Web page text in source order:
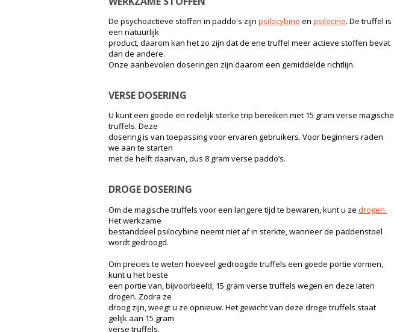
De psychoactieve stoffen in paddo's zijn psilocybine en psilocine. De truffel is
een natuurlijk
product, daarom kan het zo zijn dat de ene truffel meer actieve stoffen bevat
dan de andere.
Onze aanbevolen doseringen zijn daarom een gemiddelde richtlijn.
VERSE DOSERING
U kunt een goede en redelijk sterke trip bereiken met 15 gram verse magische
truffels. Deze
dosering is van toepassing voor ervaren gebruikers. Voor beginners raden
we aan te starten
met de helft daarvan, dus 8 gram verse paddo’s.
DROGE DOSERING
Om de magische truffels voor een langere tijd te bewaren, kunt u ze drogen.
Het werkzame
bestanddeel psilocybine neemt niet af in sterkte, wanneer de paddenstoel
wordt gedroogd.
Om precies te weten hoeveel gedroogde truffels een goede portie vormen,
kunt u het beste
een portie van, bijvoorbeeld, 15 gram verse truffels wegen en deze laten
drogen. Zodra ze
droog zijn, weegt u ze opnieuw. Het gewicht van deze droge truffels staat
gelijk aan 15 gram
verse truffels.